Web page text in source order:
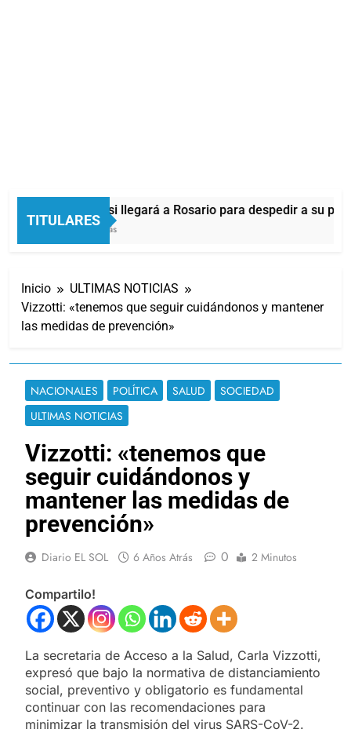
TITULARES
Lionel Messi llegará a Rosario para despedir a su
33 Minutos Atrás
Inicio
ULTIMAS NOTICIAS
Vizzotti: «tenemos que seguir cuidándonos y mantener
las medidas de prevención»
NACIONALES POLÍTICA SALUD
SOCIEDAD
ULTIMAS NOTICIAS
Vizzotti: «tenemos que
seguir cuidándonos y
mantener las medidas de
prevención»
Diario EL SOL 6 Años Atrás 0 2 Minutos
Compartilo!
La secretaria de Acceso a la Salud, Carla Vizzotti,
expresó que bajo la normativa de distanciamiento
social, preventivo y obligatorio es fundamental
continuar con las recomendaciones para
minimizar la transmisión del virus SARS-CoV-2.